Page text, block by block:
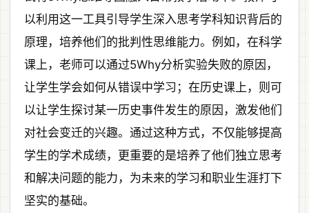
以利用这一工具引导学生深入思考学科知识背后的
原理，培养他们的批判性思维能力。例如，在科学
课上，老师可以通过5Why分析实验失败的原因，
让学生学会如何从错误中学习；在历史课上，则可
以让学生探讨某一历史事件发生的原因，激发他们
对社会变迁的兴趣。通过这种方式，不仅能够提高
学生的学术成绩，更重要的是培养了他们独立思考
和解决问题的能力，为未来的学习和职业生涯打下
坚实的基础。